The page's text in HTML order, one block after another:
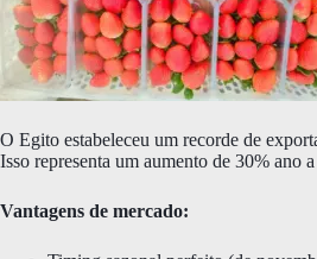
O Egito estabeleceu um recorde de
Isso representa um aumento de 30% ano
Vantagens de mercado: